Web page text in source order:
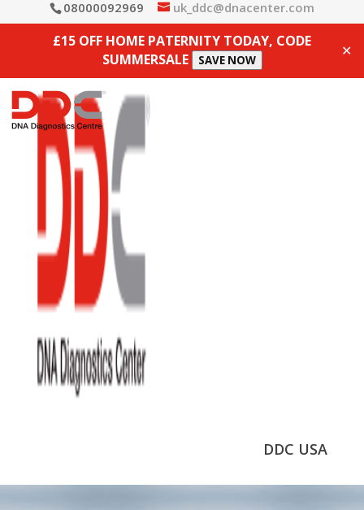
08000092969 uk_ddc@dnacenter.com
£15 OFF HOME PATERNITY TODAY, CODE
SUMMERSALE
SAVE NOW
✕
DDC USA